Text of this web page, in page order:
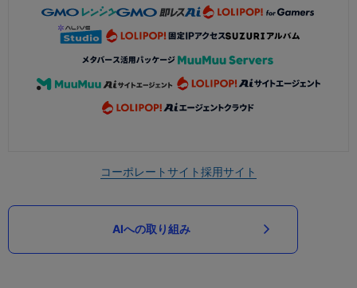
コーポレートサイト採用サイト
AIへの取り組み